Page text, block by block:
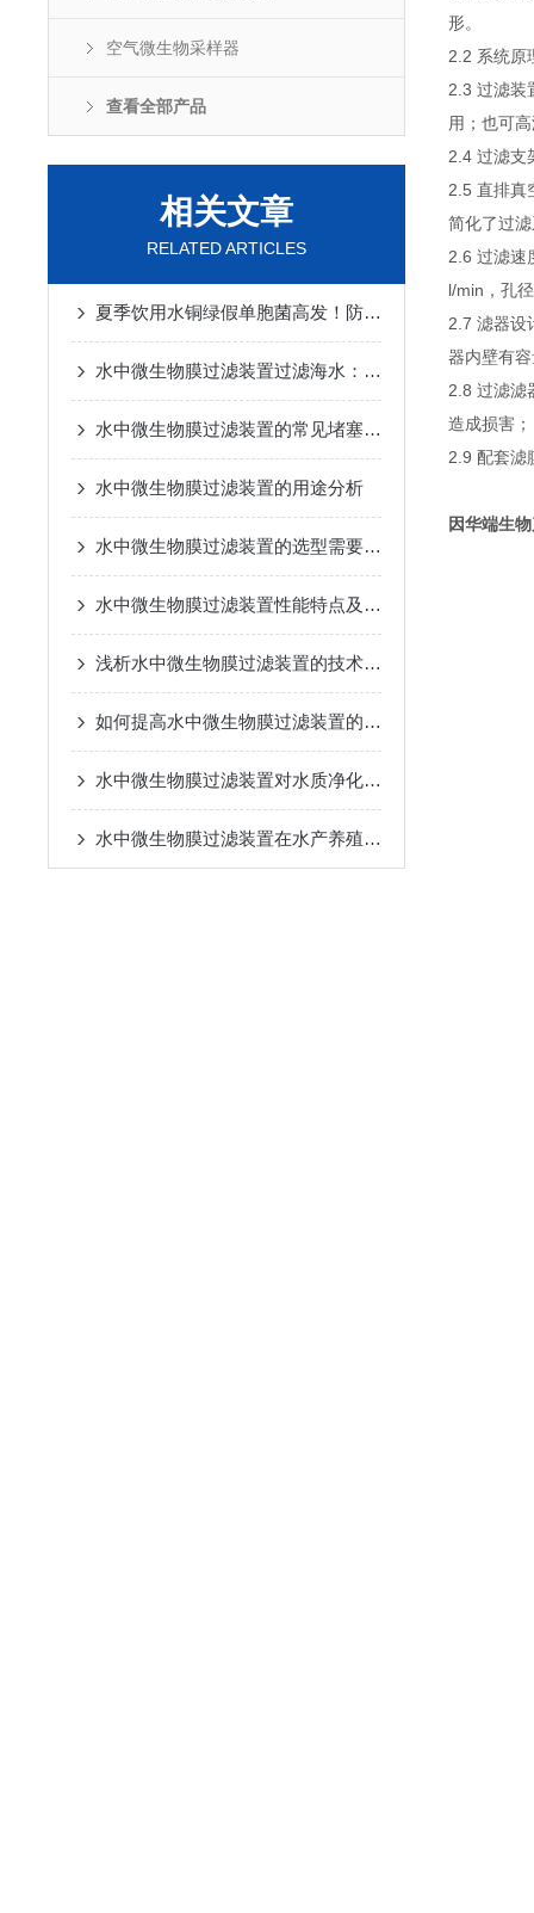
空气微生物采样器
查看全部产品
相关文章
RELATED ARTICLES
夏季饮用水铜绿假单胞菌高发！防控要点及检测规范一站式梳理
水中微生物膜过滤装置过滤海水：如何防止盐结晶堵塞
水中微生物膜过滤装置的常见堵塞问题及解决方案
水中微生物膜过滤装置的用途分析
水中微生物膜过滤装置的选型需要考虑的因素
水中微生物膜过滤装置性能特点及应用领域说明
浅析水中微生物膜过滤装置的技术设计
如何提高水中微生物膜过滤装置的抗冲击负荷能力？
水中微生物膜过滤装置对水质净化效果的影响因素分析
水中微生物膜过滤装置在水产养殖中的应用
形。
2.2 系统原
2.3 过滤装
用；也可
2.4 过滤支
2.5 直排真
简化了过
2.6 过滤速
l/min，孔
2.7 滤器设
器内壁有
2.8 过滤滤
造成损害；
2.9 配套滤
因华端生